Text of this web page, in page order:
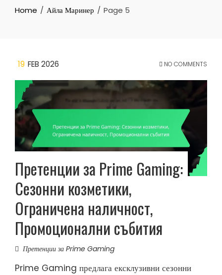
Home Айла Маринер Page 5
19 FEB 2026 NO COMMENTS
Претенции за Prime Gaming:
Сезонни козметики,
Ограничена наличност,
Промоционални събития
Претенции за Prime Gaming
Prime Gaming предлага ексклузивни сезонни